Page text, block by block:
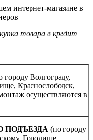
интернет-магазине в
товара в кредит
городу Волгограду,
Краснослободск,
осуществляются в
ПОДЪЕЗДА (по городу
Городище,